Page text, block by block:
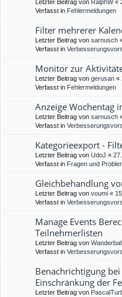
Letzter Beitrag von RalphW«
Verfasst in Fehlermeldungen
Filter mehrerer
Letzter Beitrag von sarnusch
Verfasst in
Monitor zur
Letzter Beitrag von gerusan «
Verfasst in Fehlermeldungen
Anzeige Wochentag
Letzter Beitrag von sarnusch
Verfasst in
Kategorieexport -
Letzter Beitrag von UdoJ «
Verfasst in Fragen und
Gleichbehandlung
Letzter Beitrag von voumi «
Verfasst in
Manage Events
Teilnehmerlisten
Letzter Beitrag von
Verfasst in
Benachrichtigung
Einschränkung der
Letzter Beitrag von